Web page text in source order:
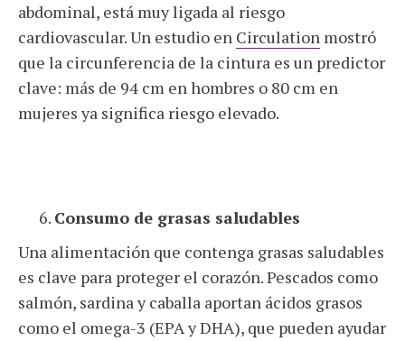
abdominal, está muy ligada al riesgo
cardiovascular. Un estudio en Circulation mostró
que la circunferencia de la cintura es un predictor
clave: más de 94 cm en hombres o 80 cm en
mujeres ya significa riesgo elevado.
Consumo de grasas saludables
Una alimentación que contenga grasas saludables
es clave para proteger el corazón. Pescados como
salmón, sardina y caballa aportan ácidos grasos
como el omega-3 (EPA y DHA), que pueden ayudar